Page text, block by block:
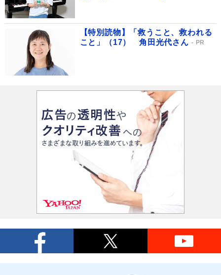
【特別読物】「救うこと、救われる
こと」（17） 角田光代さん
PR